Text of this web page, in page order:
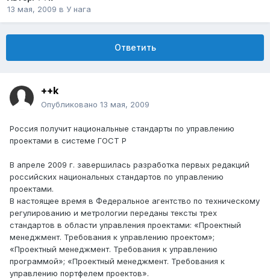
13 мая, 2009 в У нага
Ответить
++k
Опубликовано 13 мая, 2009
Россия получит национальные стандарты по управлению
проектами в системе ГОСТ Р
В апреле 2009 г. завершилась разработка первых редакций
российских национальных стандартов по управлению
проектами.
В настоящее время в Федеральное агентство по техническому
регулированию и метрологии переданы тексты трех
стандартов в области управления проектами: «Проектный
менеджмент. Требования к управлению проектом»;
«Проектный менеджмент. Требования к управлению
программой»; «Проектный менеджмент. Требования к
управлению портфелем проектов».